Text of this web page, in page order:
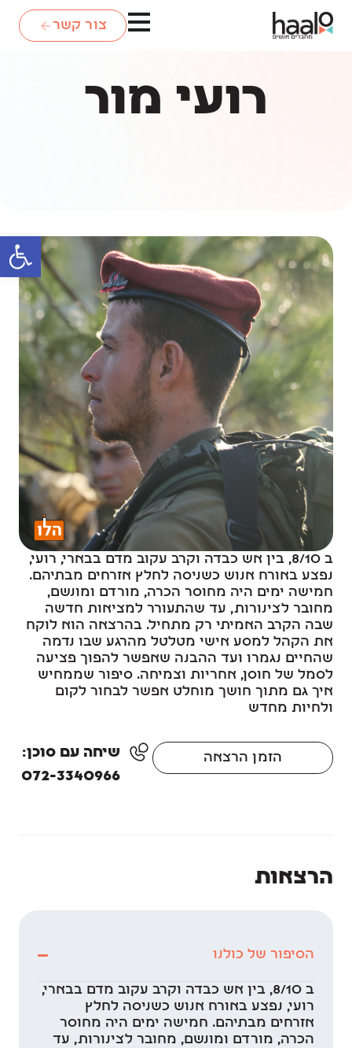
פתח
צור קשר
רועי מור
ב 8/10, בין אש כבדה וקרב עקוב מדם בבארי, רועי,
נפצע באורח אנוש כשניסה לחלץ אזרחים מבתיהם.
חמישה ימים היה מחוסר הכרה, מורדם ומונשם,
מחובר לצינורות, עד שהתעורר למציאות חדשה
שבה הקרב האמיתי רק מתחיל. בהרצאה הוא לוקח
את הקהל למסע אישי מטלטל מהרגע שבו נדמה
שהחיים נגמרו ועד ההבנה שאפשר להפוך פציעה
לסמל של חוסן, אחריות וצמיחה. סיפור שממחיש
איך גם מתוך חושך מוחלט אפשר לבחור לקום
ולחיות מחדש
הזמן הרצאה
שיחה עם סוכן:
072-3340966
הרצאות
הסיפור של כולנו
ב 8/10, בין אש כבדה וקרב עקוב מדם בבארי,
רועי, נפצע באורח אנוש כשניסה לחלץ
אזרחים מבתיהם. חמישה ימים היה מחוסר
הכרה, מורדם ומונשם, מחובר לצינורות, עד